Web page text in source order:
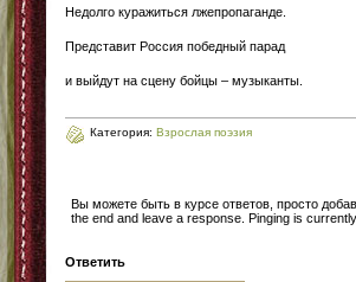
Недолго куражиться лжепропаганде.
Представит Россия победный парад
и выйдут на сцену бойцы – музыканты.
Категория: Взрослая поэзия
Вы можете быть в курсе ответов, просто
the end and leave a response. Pinging is
Ответить